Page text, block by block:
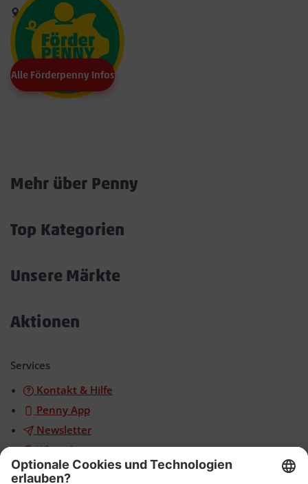
Alle Förderpenny Infos
Mehr über Penny
Top Kategorien
Unsere Märkte
Aktionen
Services
Kontakt & Hilfe
Penny App
Newsletter
WhatsApp
App